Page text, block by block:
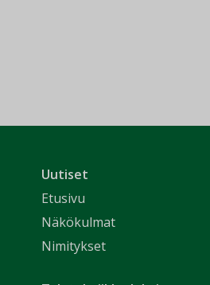
Uutiset
Etusivu
Näkökulmat
Nimitykset